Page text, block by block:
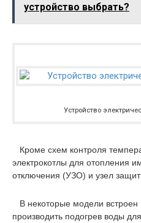
устройство выбрать?
Устройство
Кроме схем контроля
электрокотлы для отопления
отключения (УЗО) и узел
В некоторые модели встроен
производить подогрев воды